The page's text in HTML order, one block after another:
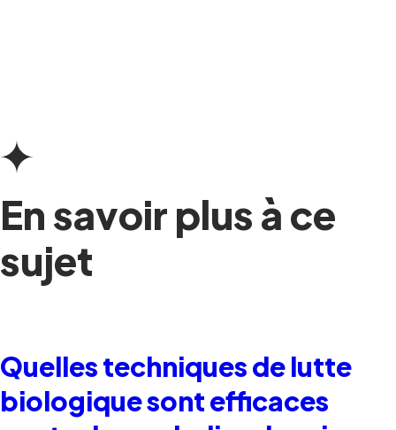
En savoir plus à ce
sujet
Quelles techniques de lutte
biologique sont efficaces